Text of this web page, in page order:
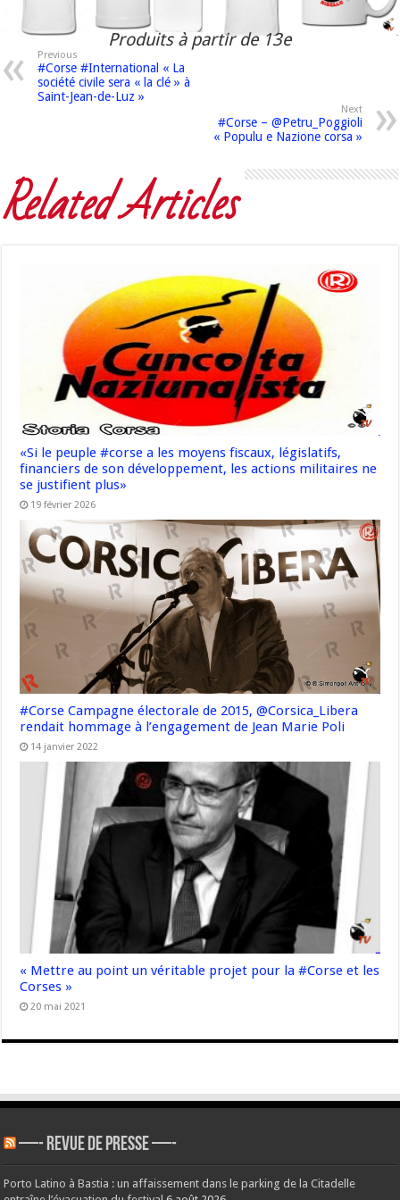
Produits à partir de 13e
Previous
#Corse #International « La
société civile sera « la clé » à
Saint-Jean-de-Luz »
Next
#Corse – @Petru_Poggioli
« Populu e Nazione corsa »
Related Articles
«Si le peuple #corse a les moyens fiscaux, législatifs,
financiers de son développement, les actions militaires ne
se justifient plus»
19 février 2026
#Corse Campagne électorale de 2015, @Corsica_Libera
rendait hommage à l’engagement de Jean Marie Poli
14 janvier 2022
« Mettre au point un véritable projet pour la #Corse et les
Corses »
20 mai 2021
—- REVUE DE PRESSE —-
Porto Latino à Bastia : un affaissement dans le parking de la Citadelle